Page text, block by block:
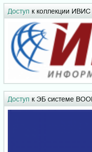
Доступ к коллекции ИВИС
Доступ к ЭБ системе